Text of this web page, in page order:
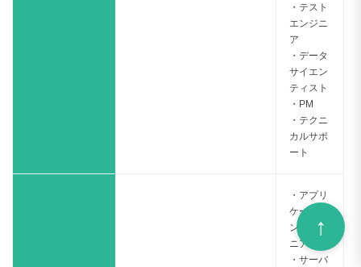
・テスト
エンジニ
ア
・データ
サイエン
ティスト
・PM
・テクニ
カルサポ
ート
・アプリ
ケーショ
ンエンジ
ニア
・サーバ